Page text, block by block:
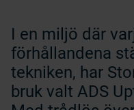
I en miljö där
förhållandena
tekniken, har
bruk valt ADS